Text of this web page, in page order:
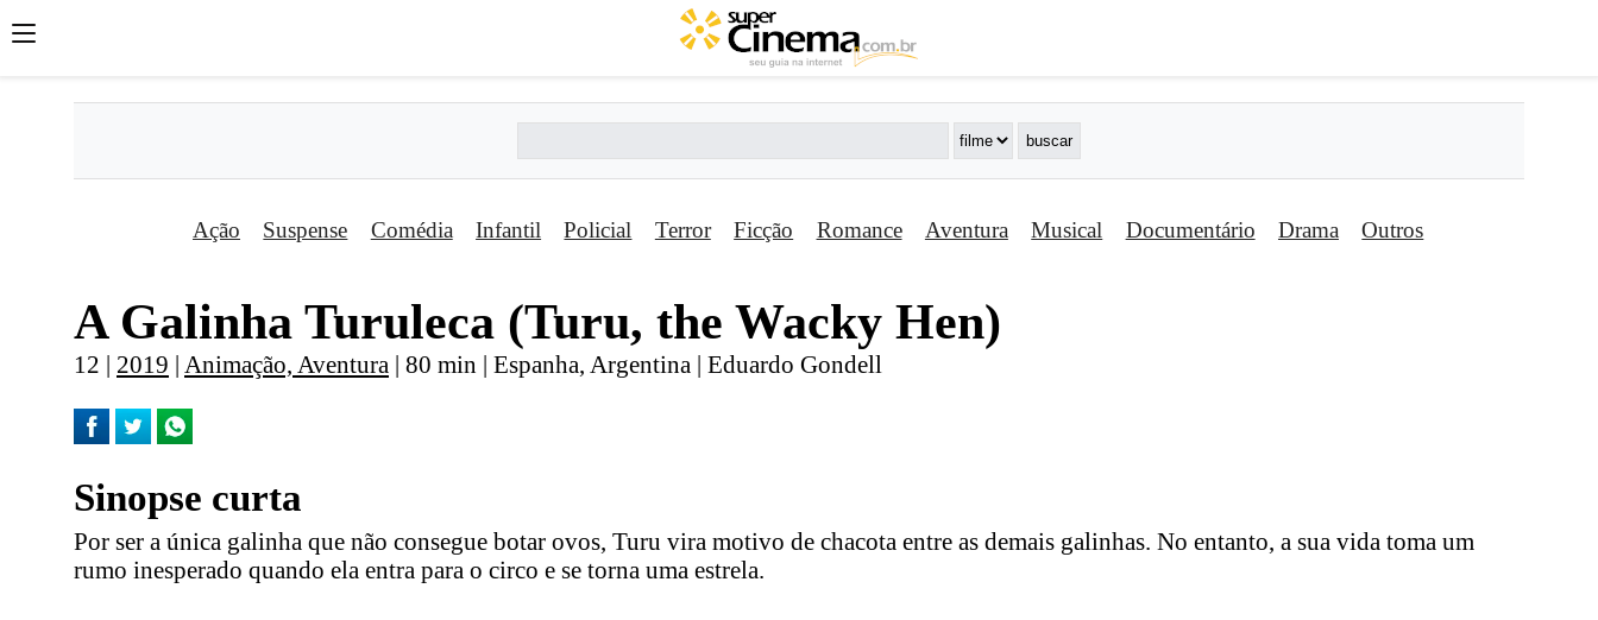
Ação Suspense Comédia Infantil Policial Terror Ficção Romance Aventura Musical Documentário Drama Outros
A Galinha Turuleca (Turu, the Wacky Hen)
12 | 2019 | Animação, Aventura | 80 min | Espanha, Argentina | Eduardo Gondell
Sinopse curta
Por ser a única galinha que não consegue botar ovos, Turu vira motivo de chacota entre as demais galinhas. No entanto, a sua vida toma um
rumo inesperado quando ela entra para o circo e se torna uma estrela.